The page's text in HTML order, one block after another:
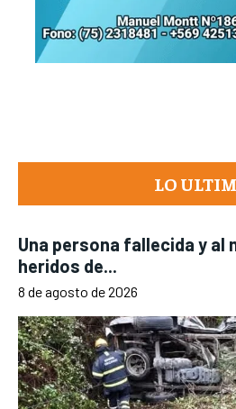
LO
Una persona fallecida y al
heridos de...
8 de agosto de 2026